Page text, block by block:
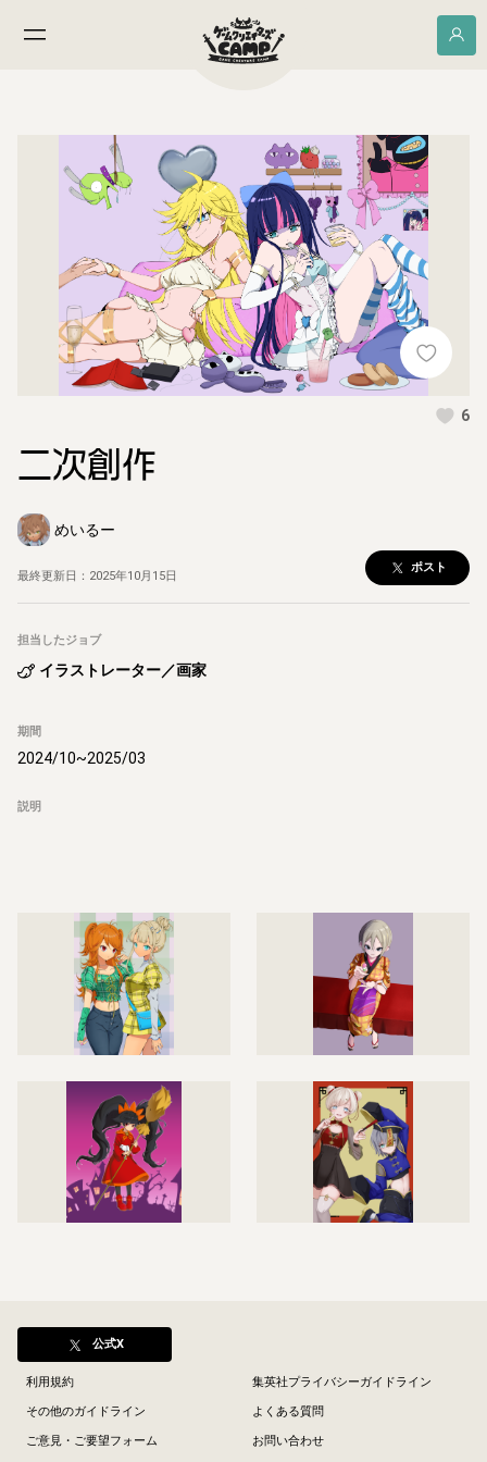
6
二次創作
めいるー
最終更新日： 2025年10月15日
ポスト
担当したジョブ
イラストレーター／画家
期間
2024/10~2025/03
説明
公式X
利用規約 集英社プライバシーガイドライン
その他のガイドライン よくある質問
ご意見・ご要望フォーム お問い合わせ